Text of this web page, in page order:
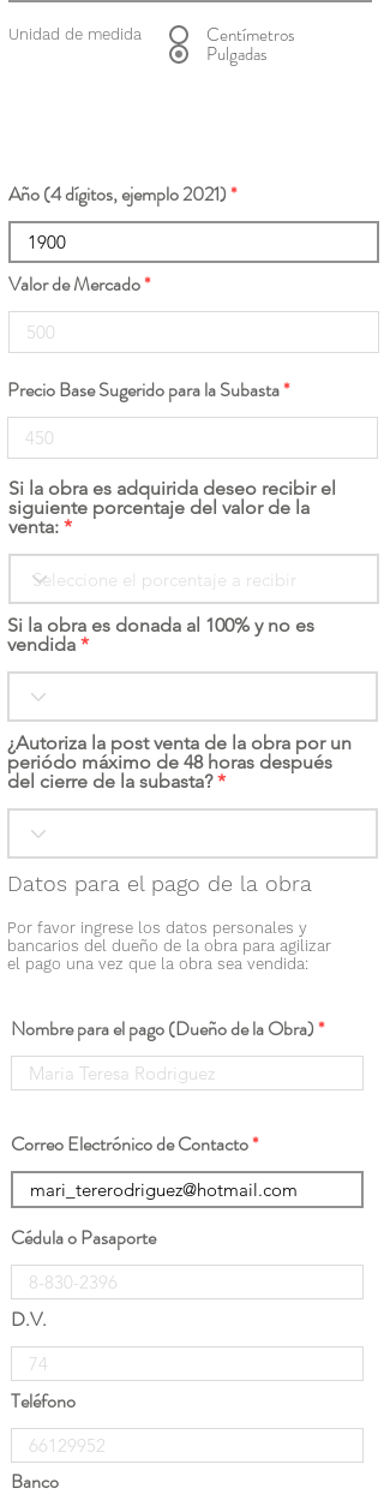
Unidad de medida Centímetros
Pulgadas
Año (4 dígitos, ejemplo 2021)
Valor de Mercado
Precio Base Sugerido para la Subasta
Si la obra es adquirida deseo recibir el
siguiente porcentaje del valor de la
venta:
Si la obra es donada al 100% y no es
vendida
¿Autoriza la post venta de la obra por un
periódo máximo de 48 horas después
del cierre de la subasta?
Datos para el pago de la obra
Por favor ingrese los datos personales y
bancarios del dueño de la obra para agilizar
el pago una vez que la obra sea vendida:
Nombre para el pago (Dueño de la Obra)
Correo Electrónico de Contacto
Cédula o Pasaporte
D.V.
Teléfono
Banco